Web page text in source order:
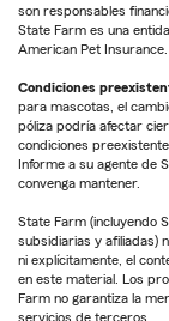
son responsables
State Farm es una
American Pet Insurance.
Condiciones
para mascotas, el
póliza podría afectar
condiciones
Informe a su agente de
convenga mantener.
State Farm (incluyendo
subsidiarias y afiliadas)
ni explícitamente, el
en este material. Los
Farm no garantiza la
servicios de terceros.